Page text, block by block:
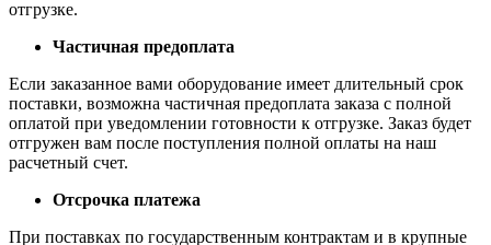
отгрузке.
Частичная предоплата
Если заказанное вами оборудование имеет длительный срок
поставки, возможна частичная предоплата заказа с полной
оплатой при уведомлении готовности к отгрузке. Заказ будет
отгружен вам после поступления полной оплаты на наш
расчетный счет.
Отсрочка платежа
При поставках по государственным контрактам и в крупные